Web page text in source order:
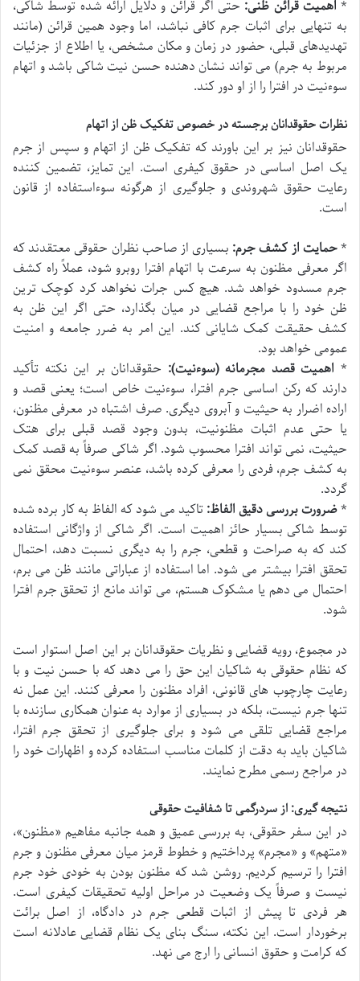
* اهمیت قرائن ظنی: حتی اگر قرائن و دلایل ارائه شده توسط شاکی،
به تنهایی برای اثبات جرم کافی نباشد، اما وجود همین قرائن (مانند
تهدیدهای قبلی، حضور در زمان و مکان مشخص، یا اطلاع از جزئیات
مربوط به جرم) می تواند نشان دهنده حسن نیت شاکی باشد و اتهام
سوءنیت در افترا را از او دور کند.
نظرات حقوقدانان برجسته در خصوص تفکیک ظن از اتهام
حقوقدانان نیز بر این باورند که تفکیک ظن از اتهام و سپس از جرم
یک اصل اساسی در حقوق کیفری است. این تمایز، تضمین کننده
رعایت حقوق شهروندی و جلوگیری از هرگونه سوءاستفاده از قانون
است.
*حمایت از کشف جرم: بسیاری از صاحب نظران حقوقی معتقدند که
اگر معرفی مظنون به سرعت با اتهام افترا روبرو شود، عملاً راه کشف
جرم مسدود خواهد شد. هیچ کس جرات نخواهد کرد کوچک ترین
ظن خود را با مراجع قضایی در میان بگذارد، حتی اگر این ظن به
کشف حقیقت کمک شایانی کند. این امر به ضرر جامعه و امنیت
عمومی خواهد بود.
* اهمیت قصد مجرمانه (سوءنیت): حقوقدانان بر این نکته تأکید
دارند که رکن اساسی جرم افترا، سوءنیت خاص است؛ یعنی قصد و
اراده اضرار به حیثیت و آبروی دیگری. صرف اشتباه در معرفی مظنون،
یا حتی عدم اثبات مظنونیت، بدون وجود قصد قبلی برای هتک
حیثیت، نمی تواند افترا محسوب شود. اگر شاکی صرفاً به قصد کمک
به کشف جرم، فردی را معرفی کرده باشد، عنصر سوءنیت محقق نمی
گردد.
*ضرورت بررسی دقیق الفاظ:تاکید می شود که الفاظ به کار برده شده
توسط شاکی بسیار حائز اهمیت است. اگر شاکی از واژگانی استفاده
کند که به صراحت و قطعی، جرم را به دیگری نسبت دهد، احتمال
تحقق افترا بیشتر می شود. اما استفاده از عباراتی مانند ظن می برم،
احتمال می دهم یا مشکوک هستم، می تواند مانع از تحقق جرم افترا
شود.
در مجموع، رویه قضایی و نظریات حقوقدانان بر این اصل استوار است
که نظام حقوقی به شاکیان این حق را می دهد که با حسن نیت و با
رعایت چارچوب های قانونی، افراد مظنون را معرفی کنند. این عمل نه
تنها جرم نیست، بلکه در بسیاری از موارد به عنوان همکاری سازنده با
مراجع قضایی تلقی می شود و برای جلوگیری از تحقق جرم افترا،
شاکیان باید به دقت از کلمات مناسب استفاده کرده و اظهارات خود را
در مراجع رسمی مطرح نمایند.
نتیجه گیری: از سردرگمی تا شفافیت حقوقی
در این سفر حقوقی، به بررسی عمیق و همه جانبه مفاهیم «مظنون»،
«متهم» و «مجرم» پرداختیم و خطوط قرمز میان معرفی مظنون و جرم
افترا را ترسیم کردیم. روشن شد که مظنون بودن به خودی خود جرم
نیست و صرفاً یک وضعیت در مراحل اولیه تحقیقات کیفری است.
هر فردی تا پیش از اثبات قطعی جرم در دادگاه، از اصل برائت
برخوردار است. این نکته، سنگ بنای یک نظام قضایی عادلانه است
که کرامت و حقوق انسانی را ارج می نهد.